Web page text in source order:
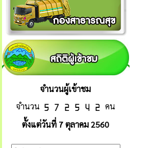
จำนวนผู้เข้าชม
จำนวน
คน
ตั้งแต่วันที่ 7 ตุลาคม 2560